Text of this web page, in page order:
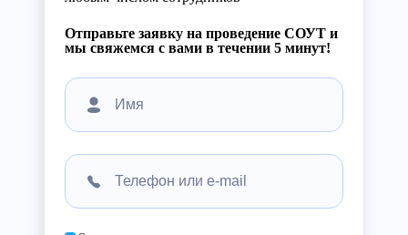
Отправьте заявку на проведение СОУТ и
мы свяжемся с вами в течении 5 минут!